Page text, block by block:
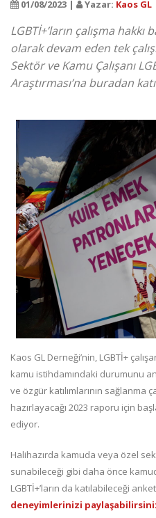
01/08/2023 | Yazar: Kaos GL
LGBTİ+’ların çalışma
olarak devam eden tek
Sektör ve Kamu Çalışanı
Araştırması’na buradan
Kaos GL Derneği’nin, LGBTİ+
kamu istihdamındaki durumunu
ve özgür katılımlarının sağlanma
hazırlayacağı 2023 raporu için
ediyor.
Halihazırda kamuda veya özel
sunabileceği gibi daha önce
LGBTİ+’ların da katılabileceği
deneyimlerinizi